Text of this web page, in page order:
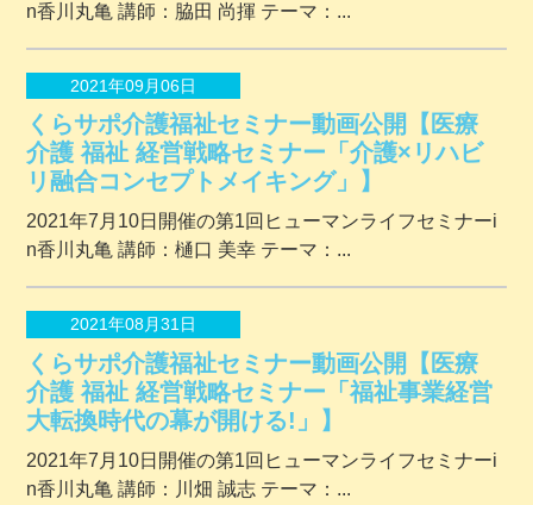
n香川丸亀 講師：脇田 尚揮 テーマ：...
2021年09月06日
くらサポ介護福祉セミナー動画公開【医療
介護 福祉 経営戦略セミナー「介護×リハビ
リ融合コンセプトメイキング」】
2021年7月10日開催の第1回ヒューマンライフセミナーi
n香川丸亀 講師：樋口 美幸 テーマ：...
2021年08月31日
くらサポ介護福祉セミナー動画公開【医療
介護 福祉 経営戦略セミナー「福祉事業経営
大転換時代の幕が開ける!」】
2021年7月10日開催の第1回ヒューマンライフセミナーi
n香川丸亀 講師：川畑 誠志 テーマ：...